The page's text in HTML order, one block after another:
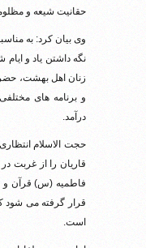
حقانیت شیعه و
وی بیان کرد: به
نگه داشتن یاد و
زنان اهل بهشت،
و برنامه های
درآمد.
حجت الاسلام
قاریان را از غربت
فاطمیه (س) قرآن و
قرار گرفته می شود
است.